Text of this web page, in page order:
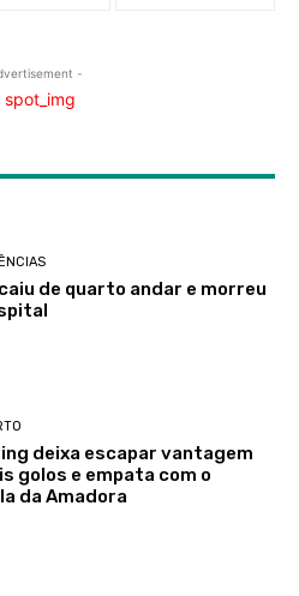
-
de quarto andar e morreu
deixa escapar vantagem
golos e empata com o
da Amadora